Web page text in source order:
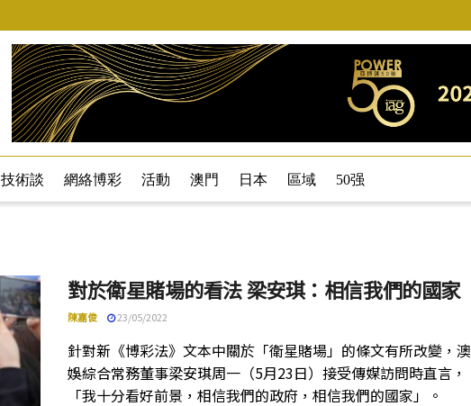
技術談 網絡博彩 活動 澳門 日本 區域 50强
對於衛星賭場的看法 梁安琪：相信我們的國家
陳嘉俊 23/05/2022
針對新《博彩法》文本中關於「衛星賭場」的條文有所改變，澳
娛綜合常務董事梁安琪周一（5月23日）接受傳媒訪問時直言，
「我十分看好前景，相信我們的政府，相信我們的國家」。